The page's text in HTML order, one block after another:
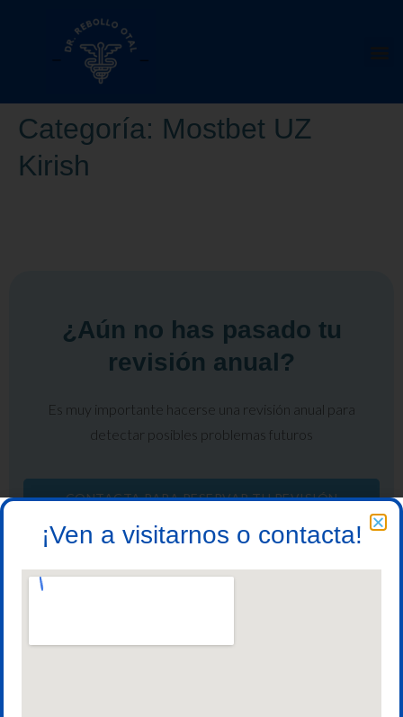
Categoría: Mostbet UZ
Kirish
¿Aún no has pasado tu
revisión anual?
Es muy importante hacerse una revisión anual para
detectar posibles problemas futuros
CONTACTA PARA RESERVAR TU REVISIÓN
¡Ven a visitarnos o contacta!